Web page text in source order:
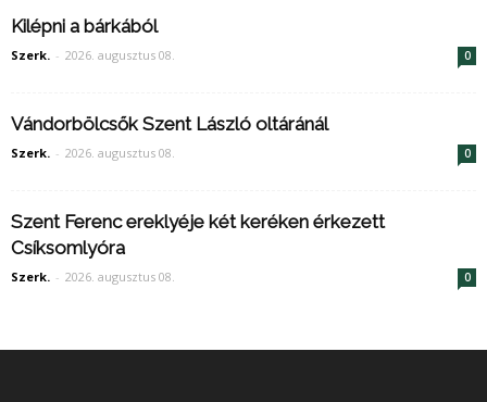
Kilépni a bárkából
Szerk. - 2026. augusztus 08. 0
Vándorbölcsők Szent László oltáránál
Szerk. - 2026. augusztus 08. 0
Szent Ferenc ereklyéje két keréken érkezett
Csíksomlyóra
Szerk. - 2026. augusztus 08. 0